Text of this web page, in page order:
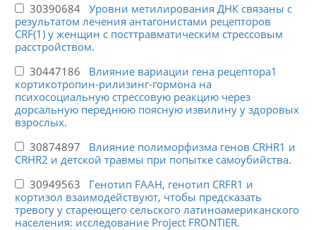
30390684 Уровни метилирования ДНК связаны с
результатом лечения антагонистами рецепторов
CRF(1) у женщин с посттравматическим стрессовым
расстройством.
30447186 Влияние вариации гена рецептора1
кортикотропин-рилизинг-гормона на
психосоциальную стрессовую реакцию через
дорсальную переднюю поясную извилину у здоровых
взрослых.
30874897 Влияние полиморфизма генов CRHR1 и
CRHR2 и детской травмы при попытке самоубийства.
30949563 Генотип FAAH, генотип CRFR1 и
кортизол взаимодействуют, чтобы предсказать
тревогу у стареющего сельского латиноамериканского
населения: исследование Project FRONTIER.